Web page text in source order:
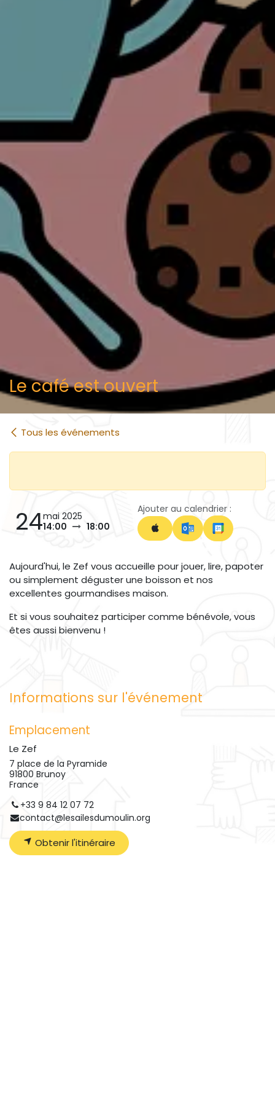
Le café est ouvert
Tous les événements
24mai 2025
14:00
18:00
Ajouter au calendrier :
Aujourd'hui, le Zef vous accueille pour jouer, lire, papoter
ou simplement déguster une boisson et nos
excellentes gourmandises maison.
Et si vous souhaitez participer comme bénévole, vous
êtes aussi bienvenu !
Informations sur l'événement
Emplacement
Le Zef
7 place de la Pyramide
91800 Brunoy
France
+33 9 84 12 07 72
contact@lesailesdumoulin.org
Obtenir l'itinéraire